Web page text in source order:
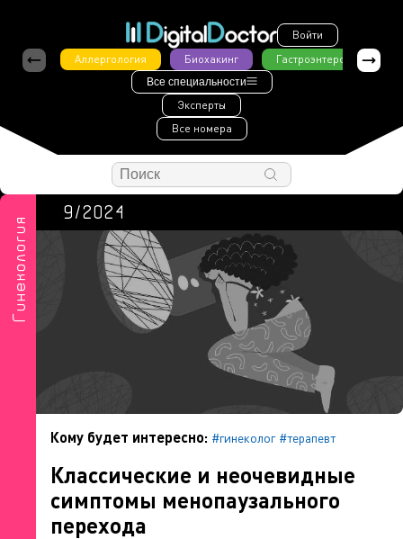
Войти
Аллергология
Биохакинг Гастроэнтерология
Все специальности
Эксперты
Все номера
Гинекология
9/2024
Кому будет интересно: #гинеколог #терапевт
Классические и неочевидные
симптомы менопаузального
перехода